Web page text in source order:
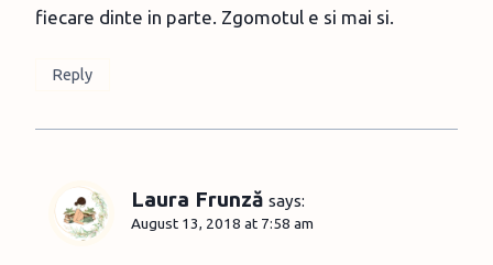
fiecare dinte in parte. Zgomotul e si mai si.
Reply
Laura Frunză says:
August 13, 2018 at 7:58 am